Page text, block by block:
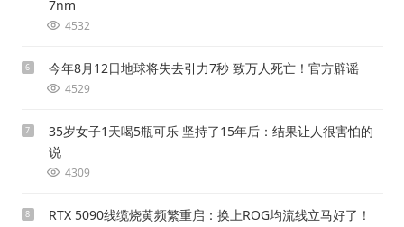
7nm
4532
6 今年8月12日地球将失去引力7秒 致万人死亡！官方辟谣
4529
7
35岁女子1天喝5瓶可乐 坚持了15年后：结果让人很害怕的
说
4309
8 RTX 5090线缆烧黄频繁重启：换上ROG均流线立马好了！